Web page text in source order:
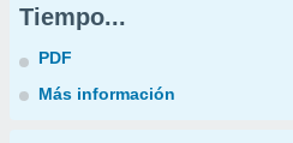
Tiempo...
PDF
Más información